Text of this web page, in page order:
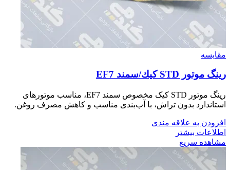
مقایسه
رينگ موتور STD كيك/سمند EF7
رینگ موتور STD کیک مخصوص سمند EF7، مناسب موتورهای
استاندارد بدون تراش، با آب‌بندی مناسب و کاهش مصرف روغن.
افزودن به علاقه مندی
اطلاعات بیشتر
مشاهده سریع